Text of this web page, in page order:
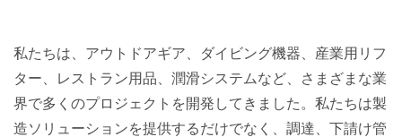
私たちは、アウトドアギア、ダイビング機器、産業用リフ
ター、レストラン用品、潤滑システムなど、さまざまな業
界で多くのプロジェクトを開発してきました。私たちは製
造ソリューションを提供するだけでなく、調達、下請け管